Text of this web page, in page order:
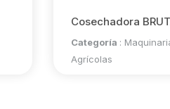
Cosechadora
Categoría :
Agrícolas